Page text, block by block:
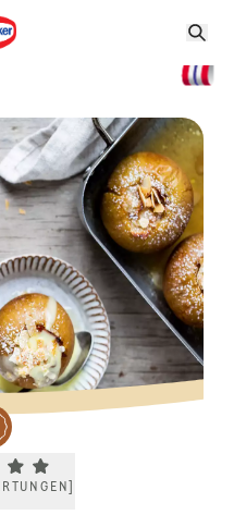
rating 5.0. Click to rate.